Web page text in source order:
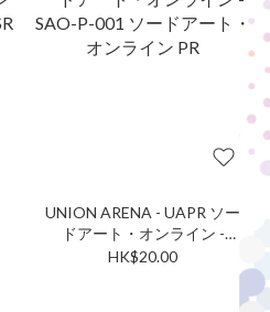
UNION ARENA - UAPR ソー
ドアート・オンライン -
SAO-P-001 ソードアート・
HK$20.00